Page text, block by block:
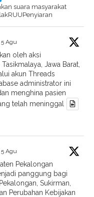
suara masyarakat
5 Agu
oleh aksi
Jawa Barat,
akun Threads
administrator ini
menghina pasien
telah meninggal
5 Agu
Pekalongan
panggung bagi
Sukirman,
Perubahan Kebijakan